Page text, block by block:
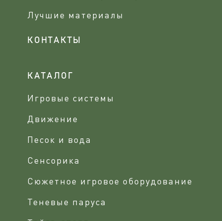
Лучшие материалы
КОНТАКТЫ
КАТАЛОГ
Игровые системы
Движение
Песок и вода
Сенсорика
Сюжетное игровое оборудование
Теневые паруса